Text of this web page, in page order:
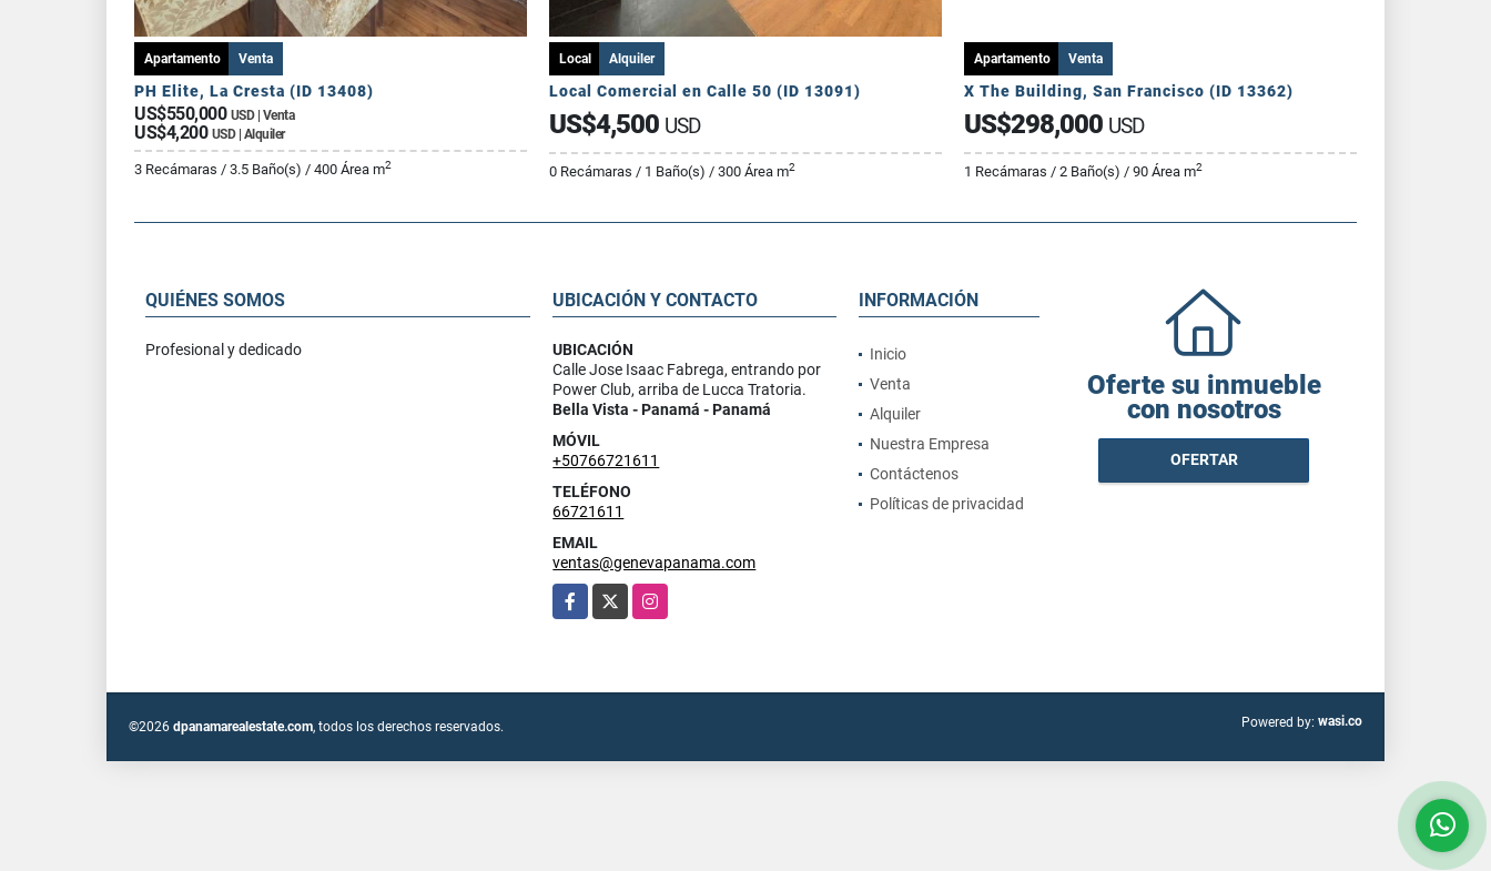
Apartamento Venta
PH Elite, La Cresta (ID 13408)
US$550,000 USD | Venta
US$4,200 USD | Alquiler
3 Recámaras / 3.5 Baño(s) / 400 Área m2
Local Alquiler
Local Comercial en Calle 50 (ID 13091)
US$4,500 USD
0 Recámaras / 1 Baño(s) / 300 Área m2
Apartamento Venta
X The Building, San Francisco (ID 13362)
US$298,000 USD
1 Recámaras / 2 Baño(s) / 90 Área m2
QUIÉNES SOMOS
Profesional y dedicado
UBICACIÓN Y CONTACTO
UBICACIÓN
Calle Jose Isaac Fabrega, entrando por
Power Club, arriba de Lucca Tratoria.
Bella Vista - Panamá - Panamá
MÓVIL
+50766721611
TELÉFONO
66721611
EMAIL
ventas@genevapanama.com
Facebook
X Instagram
INFORMACIÓN
Inicio
Venta
Alquiler
Nuestra Empresa
Contáctenos
Políticas de privacidad
Oferte su inmueble
con nosotros
OFERTAR
©2026 dpanamarealestate.com, todos los derechos reservados. Powered by: wasi.co